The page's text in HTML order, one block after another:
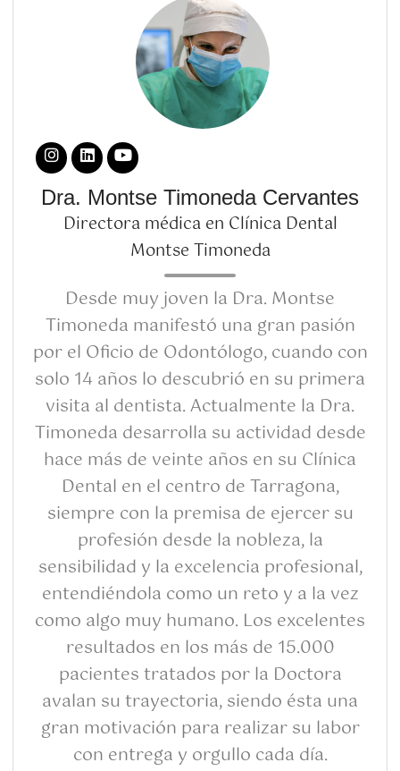
Dra. Montse Timoneda Cervantes
Directora médica en Clínica Dental
Montse Timoneda
Desde muy joven la Dra. Montse
Timoneda manifestó una gran pasión
por el Oficio de Odontólogo, cuando con
solo 14 años lo descubrió en su primera
visita al dentista. Actualmente la Dra.
Timoneda desarrolla su actividad desde
hace más de veinte años en su Clínica
Dental en el centro de Tarragona,
siempre con la premisa de ejercer su
profesión desde la nobleza, la
sensibilidad y la excelencia profesional,
entendiéndola como un reto y a la vez
como algo muy humano. Los excelentes
resultados en los más de 15.000
pacientes tratados por la Doctora
avalan su trayectoria, siendo ésta una
gran motivación para realizar su labor
con entrega y orgullo cada día.